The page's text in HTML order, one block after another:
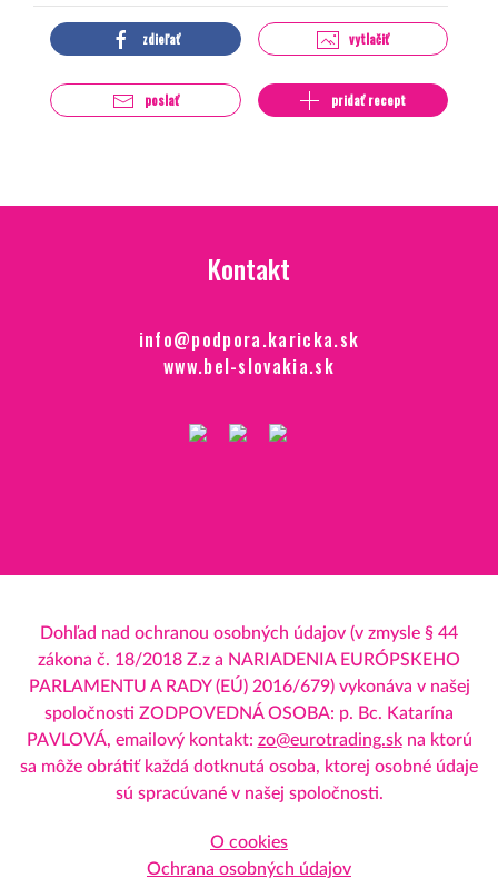
zdieľať vytlačiť
poslať pridať recept
Kontakt
info@podpora.karicka.sk
www.bel-slovakia.sk
Dohľad nad ochranou osobných údajov (v zmysle § 44
zákona č. 18/2018 Z.z a NARIADENIA EURÓPSKEHO
PARLAMENTU A RADY (EÚ) 2016/679) vykonáva v našej
spoločnosti ZODPOVEDNÁ OSOBA: p. Bc. Katarína
PAVLOVÁ, emailový kontakt: zo@eurotrading.skna ktorú
sa môže obrátiť každá dotknutá osoba, ktorej osobné údaje
sú spracúvané v našej spoločnosti.
O cookies
Ochrana osobných údajov